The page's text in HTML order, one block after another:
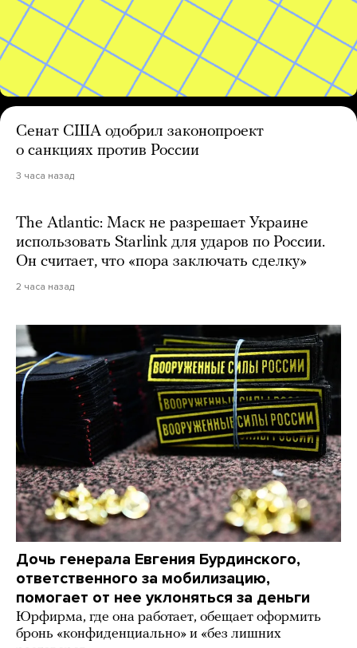
Сенат США одобрил законопроект
о санкциях против России
3 часа назад
The Atlantic: Маск не разрешает Украине
использовать Starlink для ударов по России.
Он считает, что «пора заключать сделку»
2 часа назад
Дочь генерала Евгения Бурдинского,
ответственного за мобилизацию,
помогает от нее уклоняться за деньги
Юрфирма, где она работает, обещает оформить
бронь «конфиденциально» и «без лишних